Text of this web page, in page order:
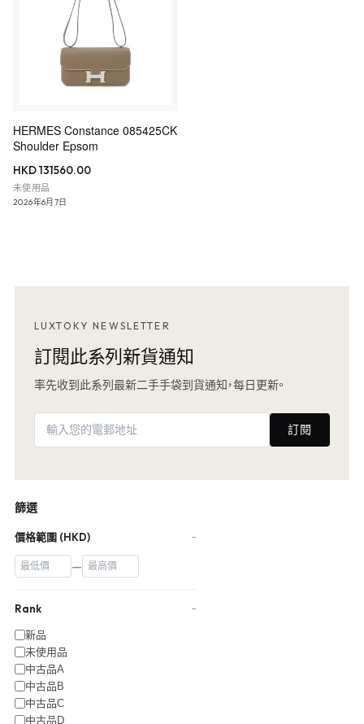
HERMES Constance 085425CK
Shoulder Epsom
HKD 131560.00
未使用品
2026年6月7日
LUXTOKY NEWSLETTER
訂閱此系列新貨通知
率先收到此系列最新二手手袋到貨通知，每日更新。
訂閱
篩選
價格範圍 (HKD) −
—
Rank −
新品
未使用品
中古品A
中古品B
中古品C
中古品D